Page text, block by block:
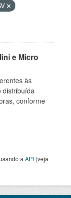
e Micro
às
distribuída
conforme
a API (veja